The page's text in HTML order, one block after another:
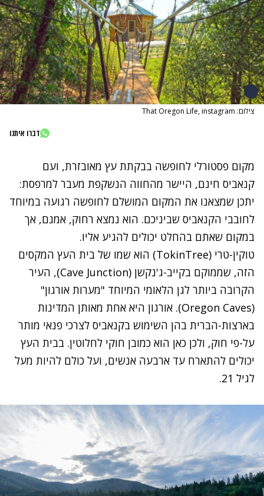
צילום: That Oregon Life, instagram
דברו איתנו
מקום פסטורלי לחופשה בבקתת עץ מאובזרת, ועם
קנאביס חינם, היישר מהחווה הנשקפת מעבר למרפסת:
יתכן שמצאנו את המקום המושלם לחופשה רגועה במיוחד
לחובבי הקנאביס שביניכם. הוא נמצא רחוק, אמנם, אך
במקום שאתם בהחלט יכולים להגיע אליו.
טוקין-טרי (TokinTree) הוא שמו של בית העץ המקסים
הזה, שממוקם בקייב-ג'נקשן (Cave Junction), העיר
הקרובה ביותר לגן הלאומי המיוחד "מערות אורגון"
(Oregon Caves). אורגון היא אחת מאותן המדינות
בארצות-הברית בהן השימוש בקנאביס לצרכי פנאי מותר
על-פי חוק, ולכן כאן הוא כמובן חוקי לחלוטין. בבית העץ
יכולים להתארח עד ארבעה אנשים, ועל כולם להיות מעל
לגיל 21.